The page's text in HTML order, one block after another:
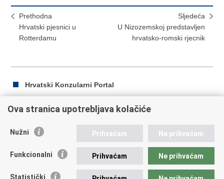
Prethodna
Hrvatski pjesnici u
Rotterdamu
Sljedeća
U Nizozemskoj predstavljen
hrvatsko-romski rjecnik
Hrvatski Konzularni Portal
Ispiši
Podijeli
Facebooku
Twitteru
Republika Hrvatska
Ova stranica upotrebljava kolačiće
Nužni Prihvaćam Ne prihvaćam
Funkcionalni Prihvaćam Ne prihvaćam
Statistički